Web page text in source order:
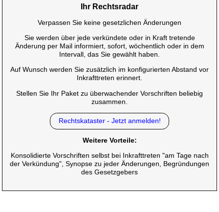
Ihr Rechtsradar
Verpassen Sie keine gesetzlichen Änderungen
Sie werden über jede verkündete oder in Kraft tretende
Änderung per Mail informiert, sofort, wöchentlich oder in dem
Intervall, das Sie gewählt haben.
Auf Wunsch werden Sie zusätzlich im konfigurierten Abstand vor
Inkrafttreten erinnert.
Stellen Sie Ihr Paket zu überwachender Vorschriften beliebig
zusammen.
Rechtskataster - Jetzt anmelden!
Weitere Vorteile:
Konsolidierte Vorschriften selbst bei Inkrafttreten "am Tage nach
der Verkündung", Synopse zu jeder Änderungen, Begründungen
des Gesetzgebers